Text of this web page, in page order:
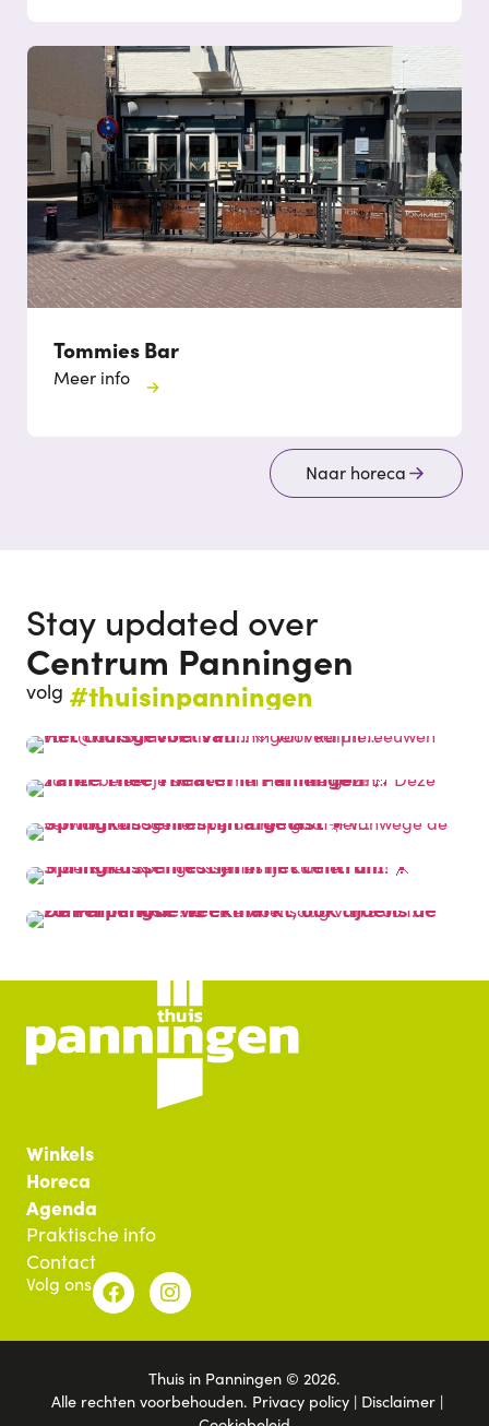
Tommies Bar
Meer info
Naar horeca
Stay updated over
Centrum Panningen
volg #thuisinpanningen
Winkels
Horeca
Agenda
Praktische info
Contact
Volg ons
Thuis in Panningen © 2026.
Alle rechten voorbehouden. Privacy policy| Disclaimer|